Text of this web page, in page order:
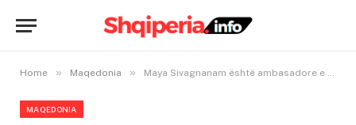
Home » Maqedonia » Maya Sivagnanam është ambasadore e re e Britanisë së Madhe në Maqedoninë e Veriut
MAQEDONIA